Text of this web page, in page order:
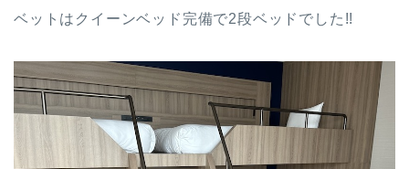
ベットはクイーンベッド完備で2段ベッドでした!!